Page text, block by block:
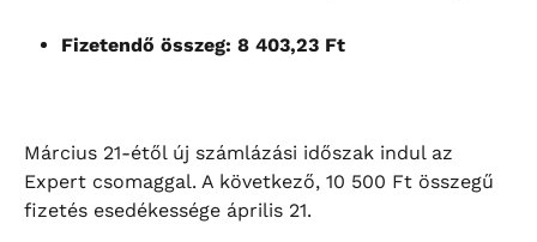
Fizetendő összeg: 8 403,23 Ft
Március 21-étől új számlázási időszak indul az
Expert csomaggal. A következő, 10 500 Ft összegű
fizetés esedékessége április 21.